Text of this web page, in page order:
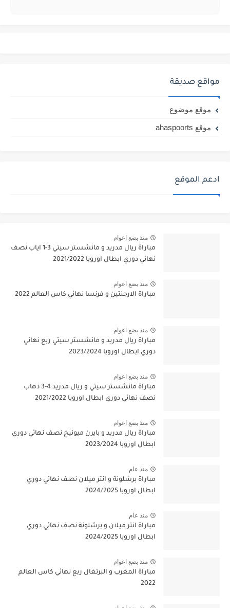
مواقع صديقة
موقع موضوع
موقع ahaspoorts
ادعم الموقع
منذ بضع اعوام
مباراة ريال مدريد و مانشستر سيتي 3-1 اياب نصف
نهائي دوري ابطال اوروبا 2021/2022
منذ بضع اعوام
مباراة الارجنتين و فرنسا نهائي كاس العالم 2022
منذ بضع اعوام
مباراة ريال مدريد و مانشستر سيتي ربع نهائي
دوري ابطال اوروبا 2023/2024
منذ بضع اعوام
مباراة مانشستر سيتي و ريال مدريد 4-3 ذهاب
نصف نهائي دوري ابطال اوروبا 2021/2022
منذ بضع اعوام
مباراة ريال مدريد و بايرن ميونيخ نصف نهائي دوري
ابطال اوروبا 2023/2024
منذ عام
مباراة برشلونة و انتر ميلان نصف نهائي دوري
ابطال اوروبا 2024/2025
منذ عام
مباراة انتر ميلان و برشلونة نصف نهائي دوري
ابطال اوروبا 2024/2025
منذ بضع اعوام
مباراة المغرب و البرتغال ربع نهائي كاس العالم
2022